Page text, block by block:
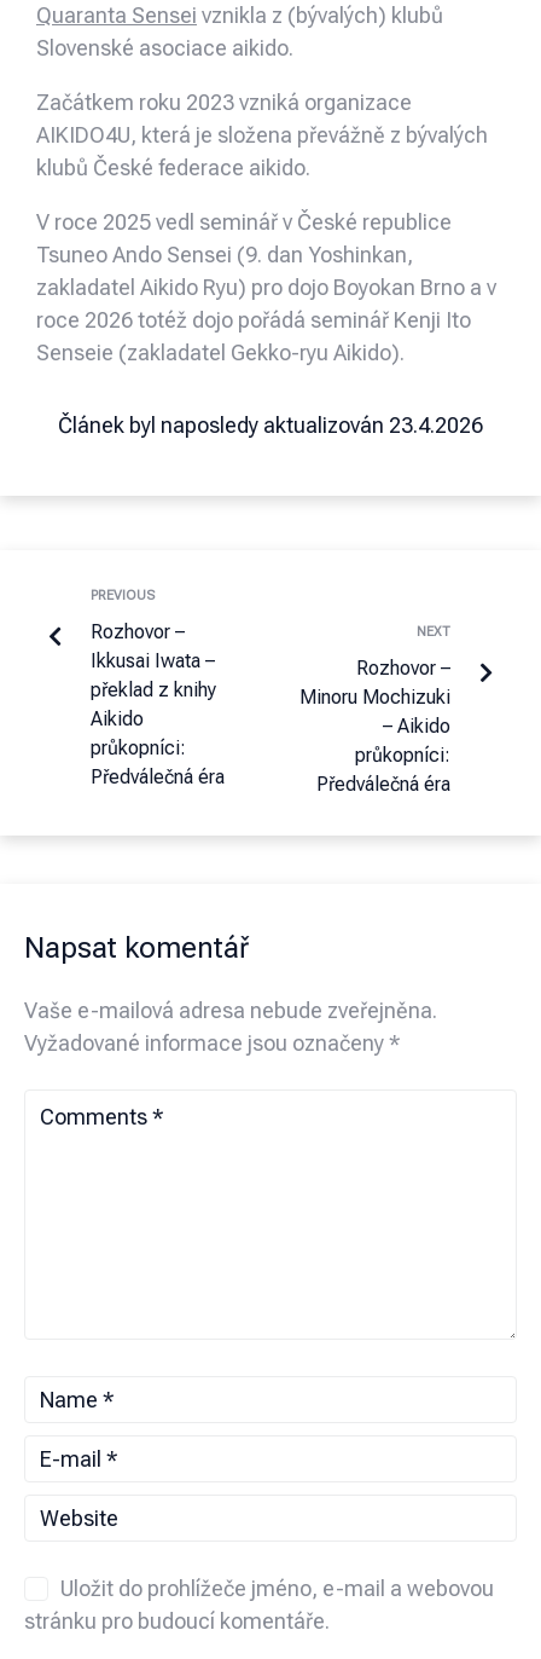
Quaranta Sensei vznikla z (bývalých) klubů
Slovenské asociace aikido.
Začátkem roku 2023 vzniká organizace
AIKIDO4U, která je složena převážně z bývalých
klubů České federace aikido.
V roce 2025 vedl seminář v České republice
Tsuneo Ando Sensei (9. dan Yoshinkan,
zakladatel Aikido Ryu) pro dojo Boyokan Brno a v
roce 2026 totéž dojo pořádá seminář Kenji Ito
Senseie (zakladatel Gekko-ryu Aikido).
Článek byl naposledy aktualizován 23.4.2026
PREVIOUS
Rozhovor –
Ikkusai Iwata –
překlad z knihy
Aikido
průkopníci:
Předválečná éra
NEXT
Rozhovor –
Minoru Mochizuki
– Aikido
průkopníci:
Předválečná éra
Napsat komentář
Vaše e-mailová adresa nebude zveřejněna.
Vyžadované informace jsou označeny*
Uložit do prohlížeče jméno, e-mail a webovou
stránku pro budoucí komentáře.